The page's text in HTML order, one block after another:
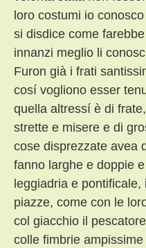
loro costumi io
si disdice come
innanzi meglio li
Furon già i frati
cosí vogliono esser
quella altressí è di
strette e misere e di
cose disprezzate avea
fanno larghe e doppie
leggiadria e
piazze, come con le
col giacchio il
colle fimbrie